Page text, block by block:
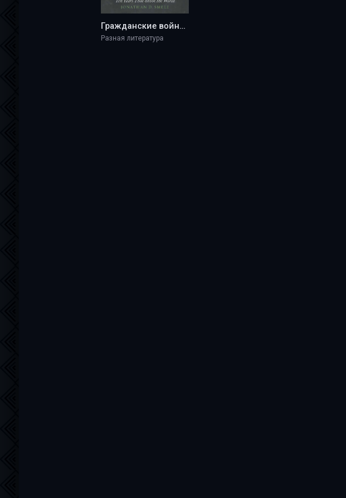
Гражданские войны в России, 1916-1926. Десять лет, которые потрясли мир - Jonathan D. Smele
Разная литература